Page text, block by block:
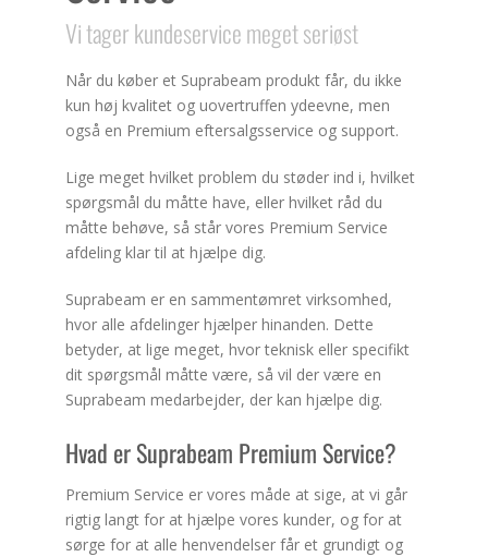
Vi tager kundeservice meget seriøst
Når du køber et Suprabeam produkt får, du ikke
kun høj kvalitet og uovertruffen ydeevne, men
også en Premium eftersalgsservice og support.
Lige meget hvilket problem du støder ind i, hvilket
spørgsmål du måtte have, eller hvilket råd du
måtte behøve, så står vores Premium Service
afdeling klar til at hjælpe dig.
Suprabeam er en sammentømret virksomhed,
hvor alle afdelinger hjælper hinanden. Dette
betyder, at lige meget, hvor teknisk eller specifikt
dit spørgsmål måtte være, så vil der være en
Suprabeam medarbejder, der kan hjælpe dig.
Hvad er Suprabeam Premium Service?
Premium Service er vores måde at sige, at vi går
rigtig langt for at hjælpe vores kunder, og for at
sørge for at alle henvendelser får et grundigt og